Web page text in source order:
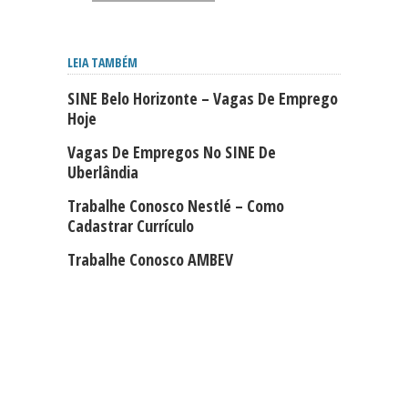
LEIA TAMBÉM
SINE Belo Horizonte – Vagas De Emprego
Hoje
Vagas De Empregos No SINE De
Uberlândia
Trabalhe Conosco Nestlé – Como
Cadastrar Currículo
Trabalhe Conosco AMBEV